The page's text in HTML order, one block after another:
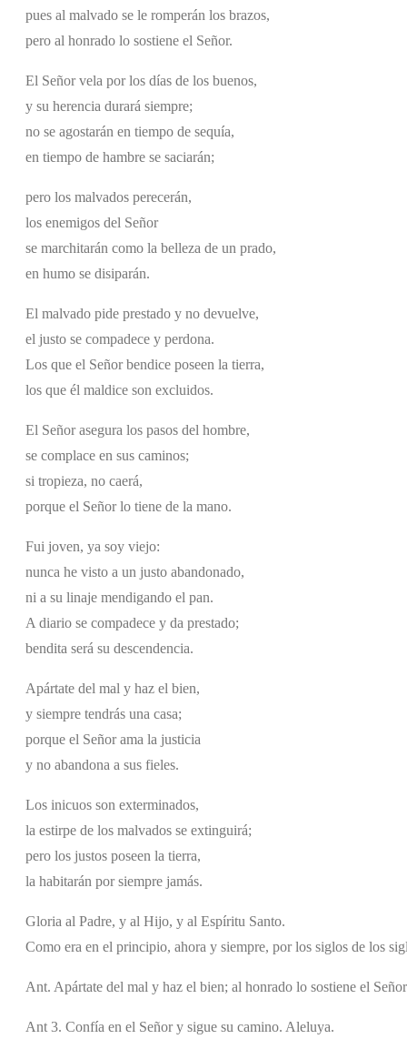
pues al malvado se le romperán los brazos,
pero al honrado lo sostiene el Señor.
El Señor vela por los días de los buenos,
y su herencia durará siempre;
no se agostarán en tiempo de sequía,
en tiempo de hambre se saciarán;
pero los malvados perecerán,
los enemigos del Señor
se marchitarán como la belleza de un prado,
en humo se disiparán.
El malvado pide prestado y no devuelve,
el justo se compadece y perdona.
Los que el Señor bendice poseen la tierra,
los que él maldice son excluidos.
El Señor asegura los pasos del hombre,
se complace en sus caminos;
si tropieza, no caerá,
porque el Señor lo tiene de la mano.
Fui joven, ya soy viejo:
nunca he visto a un justo abandonado,
ni a su linaje mendigando el pan.
A diario se compadece y da prestado;
bendita será su descendencia.
Apártate del mal y haz el bien,
y siempre tendrás una casa;
porque el Señor ama la justicia
y no abandona a sus fieles.
Los inicuos son exterminados,
la estirpe de los malvados se extinguirá;
pero los justos poseen la tierra,
la habitarán por siempre jamás.
Gloria al Padre, y al Hijo, y al Espíritu Santo.
Como era en el principio, ahora y siempre, por los siglos de los
Ant. Apártate del mal y haz el bien; al honrado lo sostiene el
Ant 3. Confía en el Señor y sigue su camino. Aleluya.